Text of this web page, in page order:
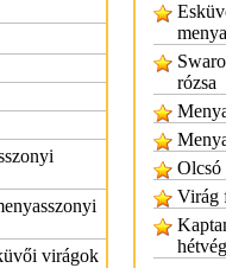
virágok
rózsa
Olcsó
Virág